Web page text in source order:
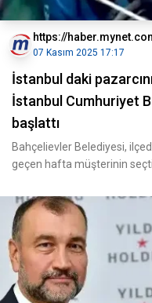
https://
07 Kasım 2025 17:17
İstanbul daki
İstanbul Cumhuriyet
başlattı
Bahçelievler Belediyesi,
geçen hafta müşterinin